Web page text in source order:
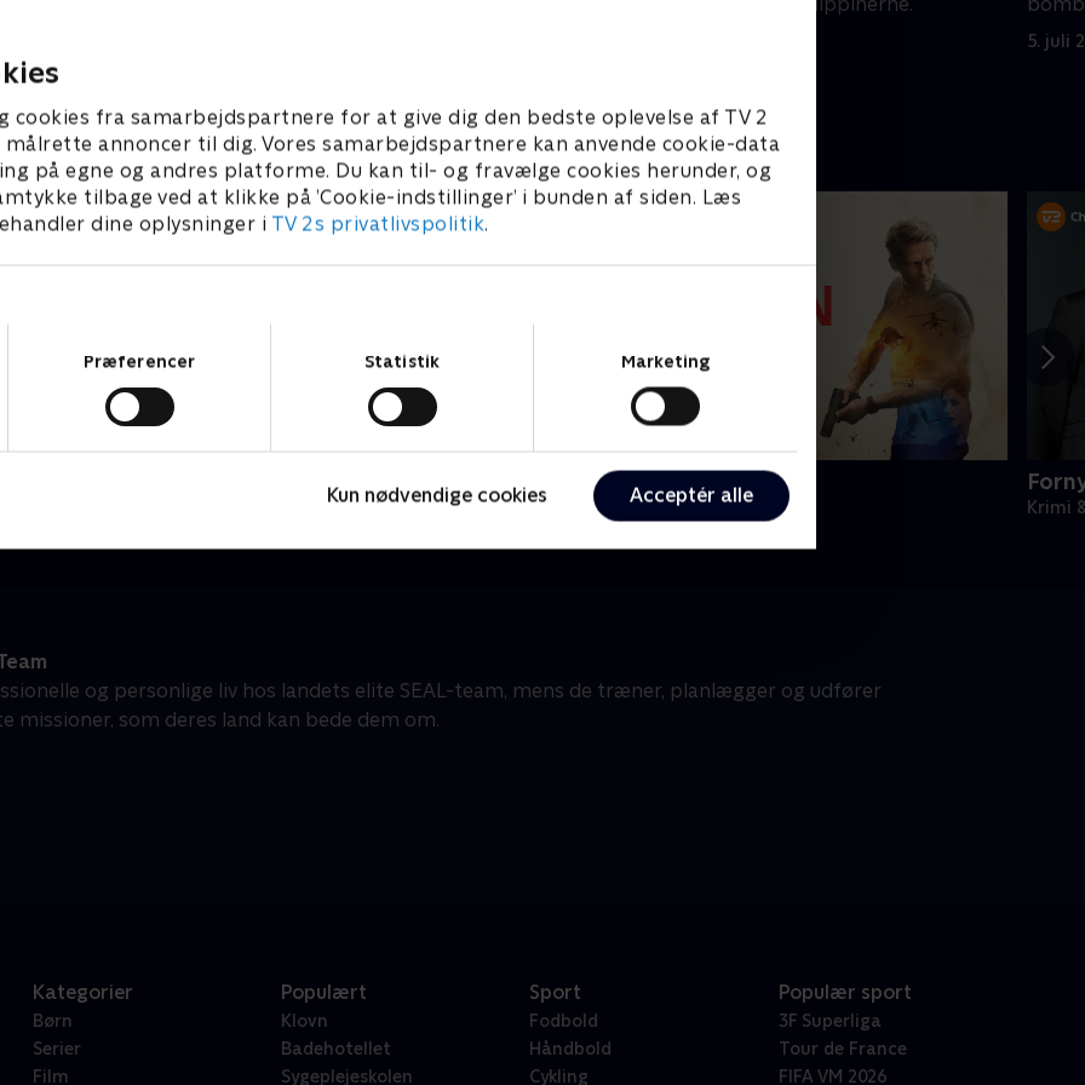
cookies fra samarbejdspartnere for at give dig den bedste oplevelse af TV 2
annoncer til dig. Vores samarbejdspartnere kan anvende cookie-data
på egne og andres platforme. Du kan til- og fravælge cookies herunder, og
tilbage ved at klikke på ’Cookie-indstillinger’ i bunden af siden. Læs
dine oplysninger i TV 2s privatlivspolitik.
Præferencer Statistik Marketing
Kun nødvendige cookies Acceptér alle
39 min
5. juli
Hamilton
Krimi & Spænding • 2 sæsoner Krimi
og personlige liv hos landets elite SEAL-team, mens de træner, planlægger og udfører
missioner, som deres land kan bede dem om.
Kategorier
Børn
Serier
Film
Populært
Klovn
Badehotellet
Sygeplejeskolen
Sport
Fodbold
Håndbold
Cykling
Populær sport
3F Superliga
Tour de France
FIFA VM 2026